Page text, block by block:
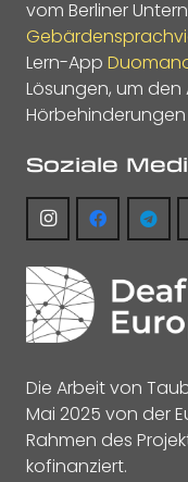
vom Berliner
Lern-App
Lösungen, um
Soziale
Die Arbeit von
Mai 2025 von der
Rahmen des
kofinanziert.